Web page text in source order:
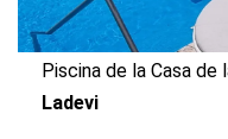
Piscina de la Casa de
Ladevi